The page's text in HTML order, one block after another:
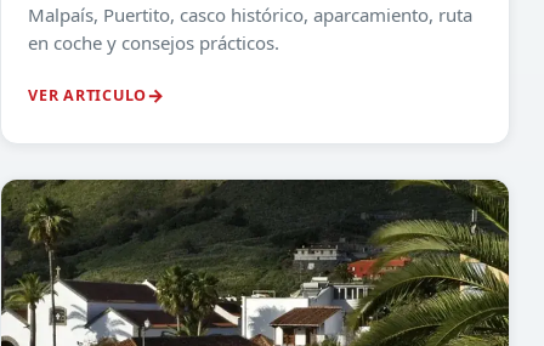
Malpaís, Puertito, casco histórico, aparcamiento, ruta
en coche y consejos prácticos.
VER ARTICULO